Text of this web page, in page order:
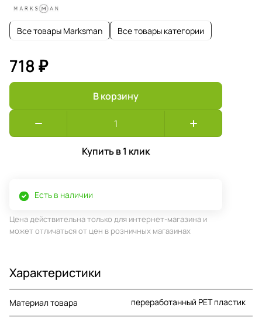
Все товары Marksman Все товары категории
718 ₽
В корзину
Купить в 1 клик
Есть в наличии
Цена действительна только для интернет-магазина и
может отличаться от цен в розничных магазинах
Характеристики
Материал товара переработанный PET пластик